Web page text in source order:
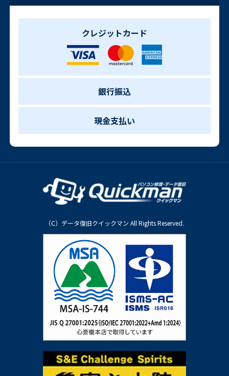
クレジットカード
銀行振込
現金支払い
（C）データ復旧クイックマン All Rights Reserved.